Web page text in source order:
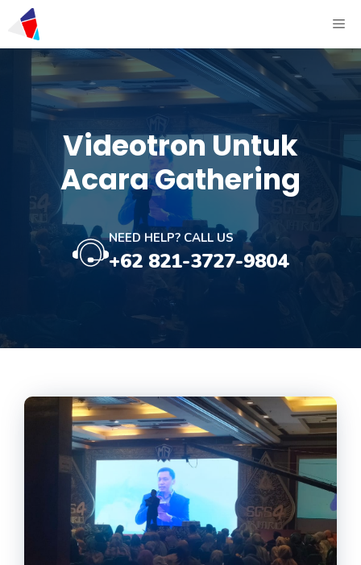
Videotron Untuk
Acara Gathering
NEED HELP? CALL US
+62 821-3727-9804